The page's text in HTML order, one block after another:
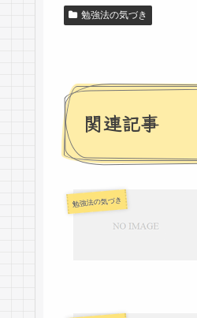
勉強法の気づき
関連記事
勉強法の気づき